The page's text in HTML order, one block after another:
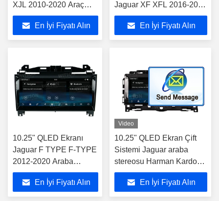
XJL 2010-2020 Araç
Multimedia Stereo GPS
OyuncusuEn İyi Fiyatı Alın
Jaguar XF XFL 2016-2020
Araba Multimedya Stereo
En İyi Fiyatı Alın
10.25" QLED Ekranı
Jaguar F TYPE F-TYPE
2012-2020 Araba
Stereosu için OEM Tarzı
Çift Sistem Tasarımı
En İyi Fiyatı Alın
Video
10.25" QLED Ekran Çift
Sistemi Jaguar araba
stereosu Harman Kardon
2016-2019 ile F-PACE XE
için Araba Multimedia
Stereosu
En İyi Fiyatı Alın